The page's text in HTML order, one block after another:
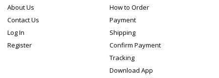
About Us
Contact Us
Log In
Register
How to Order
Payment
Shipping
Confirm Payment
Tracking
Download App